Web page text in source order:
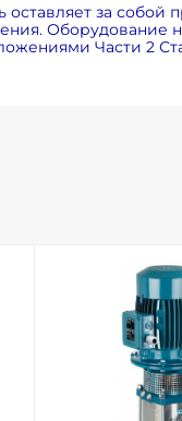
за собой
Оборудование
Части 2